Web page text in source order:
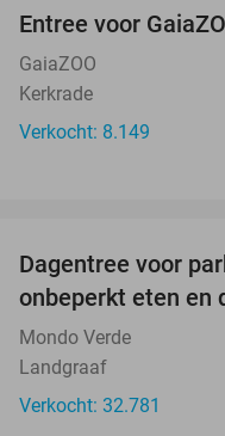
Entree voor
GaiaZOO
Kerkrade
Verkocht: 8.149
Dagentree voor
onbeperkt eten en
Mondo Verde
Landgraaf
Verkocht: 32.781